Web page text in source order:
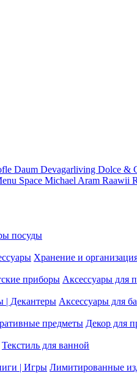
Daum Devagarliving Dolce &
Space Michael Aram Raawii
посуды
Хранение и
приборы Аксессуары для
| Декантеры Аксессуары для
предметы Декор для
Текстиль для ванной
| Игры Лимитированные